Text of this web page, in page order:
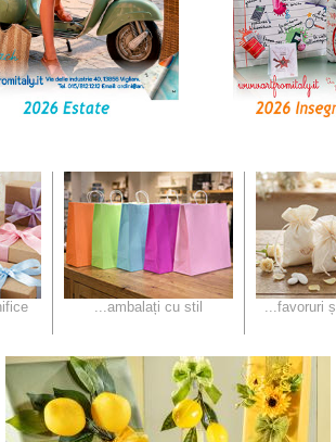
...ambalați cu stil ...favoruri